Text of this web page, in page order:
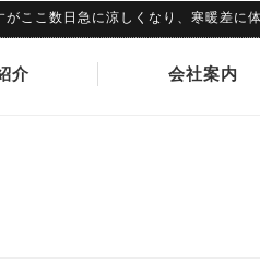
数日急に涼しくなり、寒暖差に体が
介 会社案内